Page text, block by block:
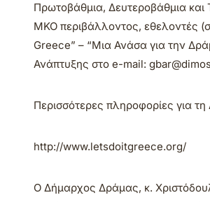
Πρωτοβάθμια, Δευτεροβάθμια και
ΜΚΟ περιβάλλοντος, εθελοντές
Greece” – “Μια Ανάσα για την
Ανάπτυξης στο e-mail:
Περισσότερες πληροφορίες για
http://www.letsdoitgreece.org/
Ο Δήμαρχος Δράμας, κ.